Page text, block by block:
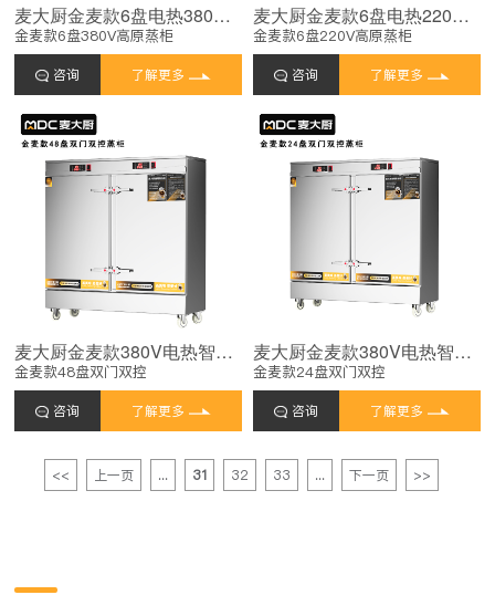
麦大厨金麦款6盘电热380V单门高原蒸柜6KW
金麦款6盘380V高原蒸柜
咨询 了解更多
麦大厨金麦款6盘电热220V单门高原蒸柜6KW
金麦款6盘220V高原蒸柜
咨询 了解更多
麦大厨金麦款380V电热智能型48盘双门双控蒸柜
金麦款48盘双门双控
咨询 了解更多
麦大厨金麦款380V电热智能型24盘双门双控蒸柜
金麦款24盘双门双控
咨询 了解更多
<< 上一页 ... 31 32 33 ... 下一页 >>